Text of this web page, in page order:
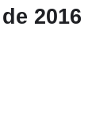
2016